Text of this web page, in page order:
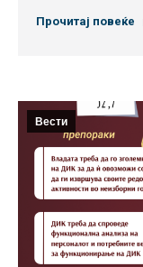
Прочитај повеќе
Вести